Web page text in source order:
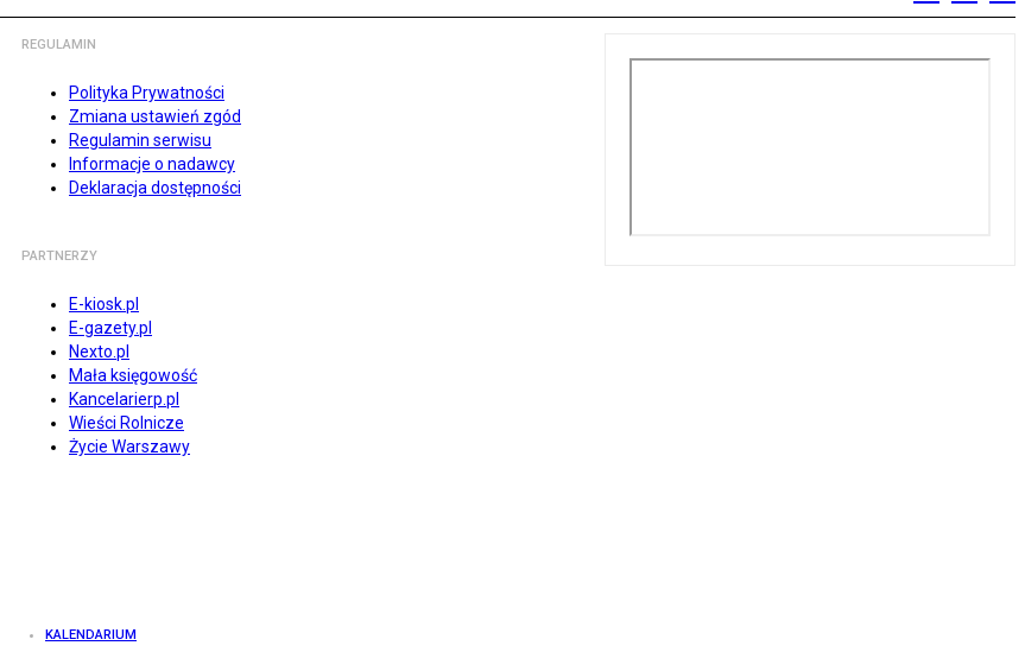
REGULAMIN
Polityka Prywatności
Zmiana ustawień zgód
Regulamin serwisu
Informacje o nadawcy
Deklaracja dostępności
PARTNERZY
E-kiosk.pl
E-gazety.pl
Nexto.pl
Mała księgowość
Kancelarierp.pl
Wieści Rolnicze
Życie Warszawy
KALENDARIUM